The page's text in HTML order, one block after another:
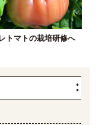
トマトの栽培研修へ